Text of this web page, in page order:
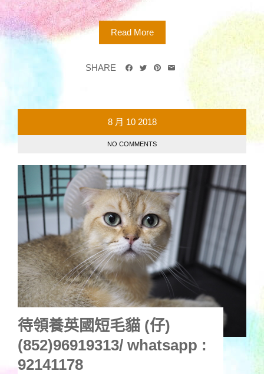
Read More
SHARE
8 月 10 2018
NO COMMENTS
待領養英國短毛貓 (仔)
(852)96919313/ whatsapp :
92141178